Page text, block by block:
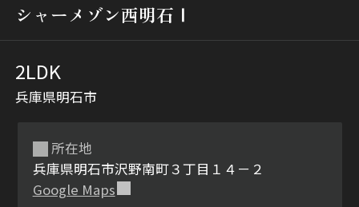
人気のカテゴリから探す
シャーメゾンとは
シャーメゾン西明石Ⅰ
2LDK
兵庫県明石市
所在地
兵庫県明石市沢野南町３丁目１４－２
Google Maps